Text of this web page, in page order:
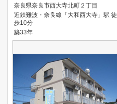
奈良県奈良市西大寺北町２丁目
近鉄難波・奈良線「大和西大寺」駅 徒
歩10分
築33年